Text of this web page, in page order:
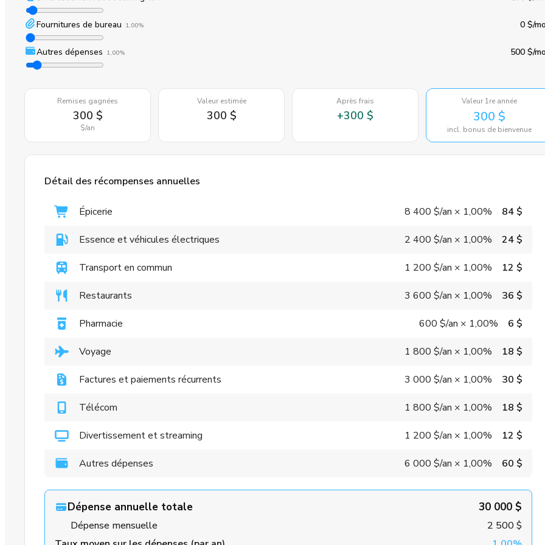
Fournitures de bureau 1,00% 0 $/
Autres dépenses 1,00% 500 $/
Remises gagnées
300 $
$/an
Valeur estimée
300 $
Après frais
+300 $
Valeur 1re année
300 $
incl. bonus de bienvenue
Détail des récompenses annuelles
Épicerie 8 400 $/an × 1,00% 84 $
Essence et véhicules électriques 2 400 $/an × 1,00% 24 $
Transport en commun 1 200 $/an × 1,00% 12 $
Restaurants 3 600 $/an × 1,00% 36 $
Pharmacie 600 $/an × 1,00% 6 $
Voyage 1 800 $/an × 1,00% 18 $
Factures et paiements récurrents 3 000 $/an × 1,00% 30 $
Télécom 1 800 $/an × 1,00% 18 $
Divertissement et streaming 1 200 $/an × 1,00% 12 $
Autres dépenses 6 000 $/an × 1,00% 60 $
Dépense annuelle totale 30 000 $
Dépense mensuelle
2 500 $